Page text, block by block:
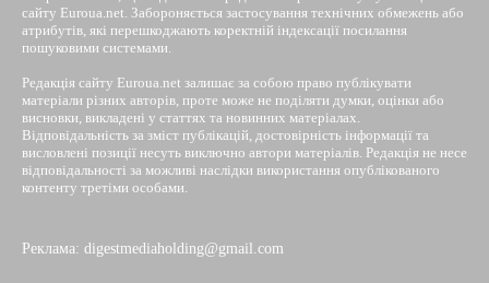
сайту Euroua.net. Забороняється застосування технічних обмежень або
атрибутів, які перешкоджають коректній індексації посилання
пошуковими системами.
Редакція сайту Euroua.net залишає за собою право публікувати
матеріали різних авторів, проте може не поділяти думки, оцінки або
висновки, викладені у статтях та новинних матеріалах.
Відповідальність за зміст публікацій, достовірність інформації та
висловлені позиції несуть виключно автори матеріалів. Редакція не несе
відповідальності за можливі наслідки використання опублікованого
контенту третіми особами.
Реклама: digestmediaholding@gmail.com